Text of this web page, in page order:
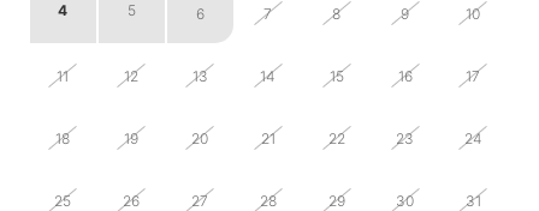
4 5 6 7 8 9 10
11 12 13 14 15 16 17
18 19 20 21 22 23 24
25 26 27 28 29 30 31